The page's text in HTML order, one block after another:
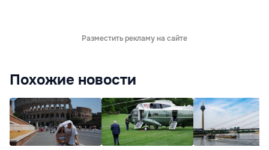
Разместить рекламу на сайте
Похожие новости